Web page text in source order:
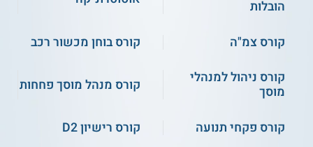
קורסים בטיפול ברכב היברידי מיועדים לעובדים מנוסים בתחום
הסמכה רשמי במקצועות כגון מכונאות רכב, פחחות רכב, מסגרות
לרכב, חשמל רכבואוטוטק לרכבים קלים וכבדים. בחלק ממוסדות
הלימוד, יכולים להתקבל גם עובדים בתחומים משיקים כגון
הובלות
קורס צמ"ה
קורס בוחן מכשור רכב
קורס ניהול למנהלי
מוסך
קורס מנהל מוסך פחחות
קורס פקחי תנועה קורס רישיון D2